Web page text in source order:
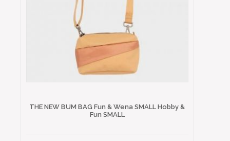
THE NEW BUM BAG Fun & Wena SMALL Hobby &
Fun SMALL